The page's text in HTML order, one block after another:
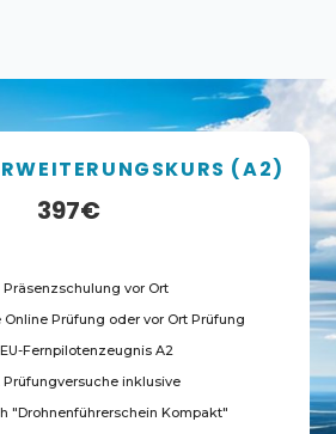
(A2)
397€
Präsenzschulung vor Ort
Online Prüfung oder vor Ort Prüfung
EU-Fernpilotenzeugnis A2
Prüfungversuche inklusive
"Drohnenführerschein Kompakt"